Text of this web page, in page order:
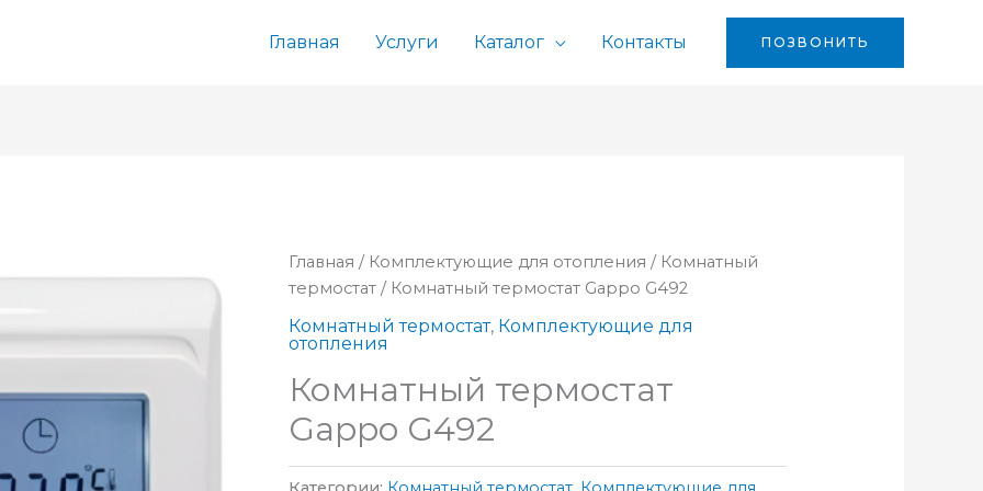
Главная Услуги Каталог Контакты ПОЗВОНИТЬ
Главная / Комплектующие для отопления / Комнатный
термостат / Комнатный термостат Gappo G492
Комнатный термостат, Комплектующие для
отопления
Комнатный термостат
Gappo G492